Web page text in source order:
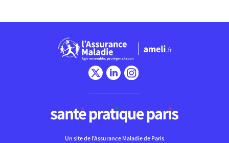
Un site de l’Assurance Maladie de Paris